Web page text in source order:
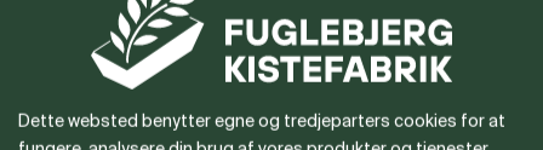
Vil du gerne være forhandler
eller har du spørgsmål?
Dette websted benytter egne og tredjeparters cookies for at